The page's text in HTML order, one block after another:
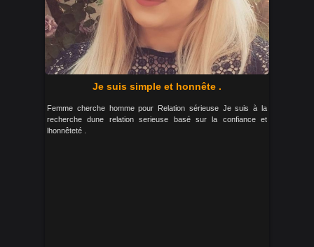
Je suis simple et honnête .
Femme cherche homme pour Relation sérieuse Je suis à la
recherche dune relation serieuse basé sur la confiance et
lhonnêteté .